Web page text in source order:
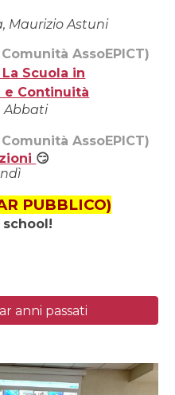
Maurizio Astuni
AssoEPICT)
Scuola in
e Continuità
Abbati
AssoEPICT)
😏
PUBBLICO)
anni passati